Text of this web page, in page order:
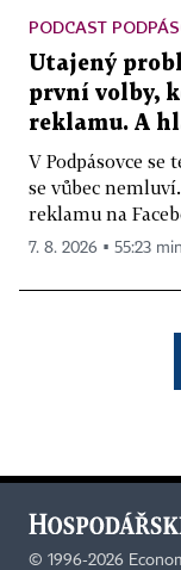
PODCAST
Utajený
první volby,
reklamu. A
V Podpásovce
se vůbec
reklamu na
7. 8. 2026 ▪ 55:23
© 1996-2026